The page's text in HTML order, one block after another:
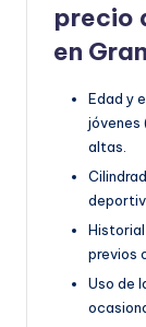
precio
en
Edad y
jóvenes
altas.
previos
Uso de